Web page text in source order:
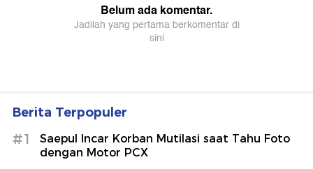
Berita Terpopuler
#1
Saepul Incar Korban Mutilasi saat Tahu Foto
dengan Motor PCX